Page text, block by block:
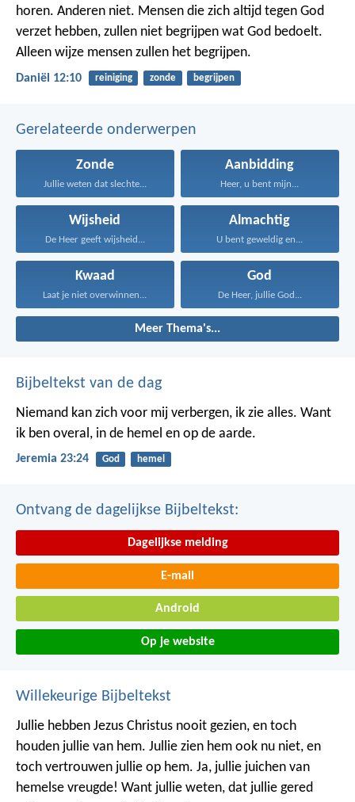
horen. Anderen niet. Mensen die zich altijd tegen God
verzet hebben, zullen niet begrijpen wat God bedoelt.
Alleen wijze mensen zullen het begrijpen.
Daniël 12:10 reiniging zonde begrijpen
Gerelateerde onderwerpen
Zonde
Jullie weten dat slechte...
Aanbidding
Heer, u bent mijn...
Wijsheid
De Heer geeft wijsheid...
Almachtig
U bent geweldig en...
Kwaad
Laat je niet overwinnen...
God
De Heer, jullie God...
Meer Thema's...
Bijbeltekst van de dag
Niemand kan zich voor mij verbergen, ik zie alles. Want
ik ben overal, in de hemel en op de aarde.
Jeremia 23:24 God hemel
Ontvang de dagelijkse Bijbeltekst:
Dagelijkse melding
E-mail
Android
Op je website
Willekeurige Bijbeltekst
Jullie hebben Jezus Christus nooit gezien, en toch
houden jullie van hem. Jullie zien hem ook nu niet, en
toch vertrouwen jullie op hem. Ja, jullie juichen van
hemelse vreugde! Want jullie weten, dat jullie gered